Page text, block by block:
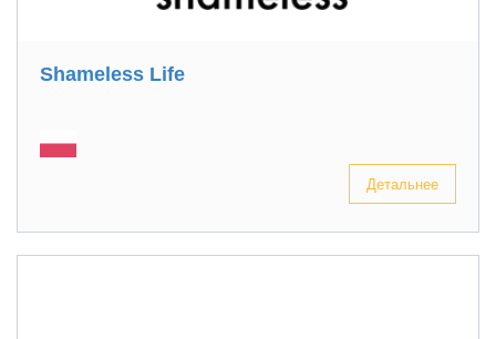
Shameless Life
Детальнее